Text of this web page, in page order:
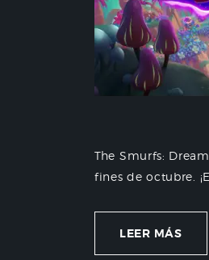
The Smurfs:
fines de octubre.
LEER MÁS